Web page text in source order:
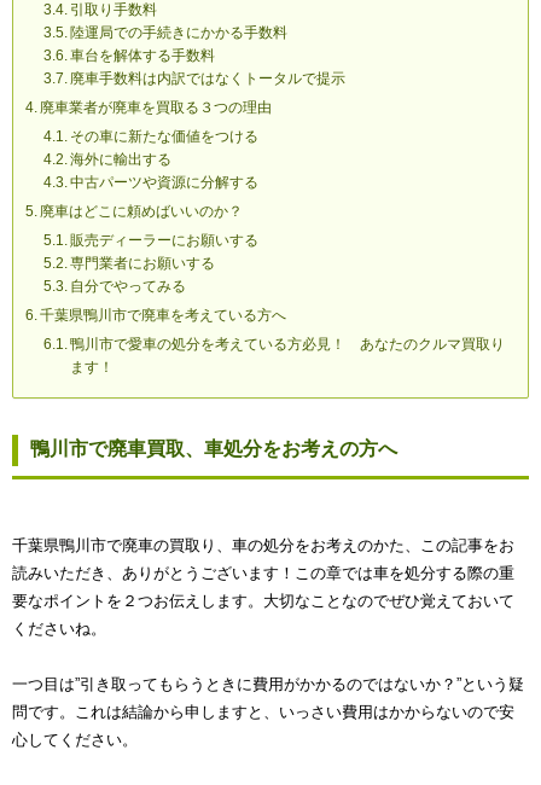
引取り手数料
陸運局での手続きにかかる手数料
車台を解体する手数料
廃車手数料は内訳ではなくトータルで提示
廃車業者が廃車を買取る３つの理由
その車に新たな価値をつける
海外に輸出する
中古パーツや資源に分解する
廃車はどこに頼めばいいのか？
販売ディーラーにお願いする
専門業者にお願いする
自分でやってみる
千葉県鴨川市で廃車を考えている方へ
鴨川市で愛車の処分を考えている方必見！ あなたのクルマ買取り
ます！
鴨川市で廃車買取、車処分をお考えの方へ
千葉県鴨川市で廃車の買取り、車の処分をお考えのかた、この記事をお
読みいただき、ありがとうございます！この章では車を処分する際の重
要なポイントを２つお伝えします。大切なことなのでぜひ覚えておいて
くださいね。
一つ目は”引き取ってもらうときに費用がかかるのではないか？”という疑
問です。これは結論から申しますと、いっさい費用はかからないので安
心してください。